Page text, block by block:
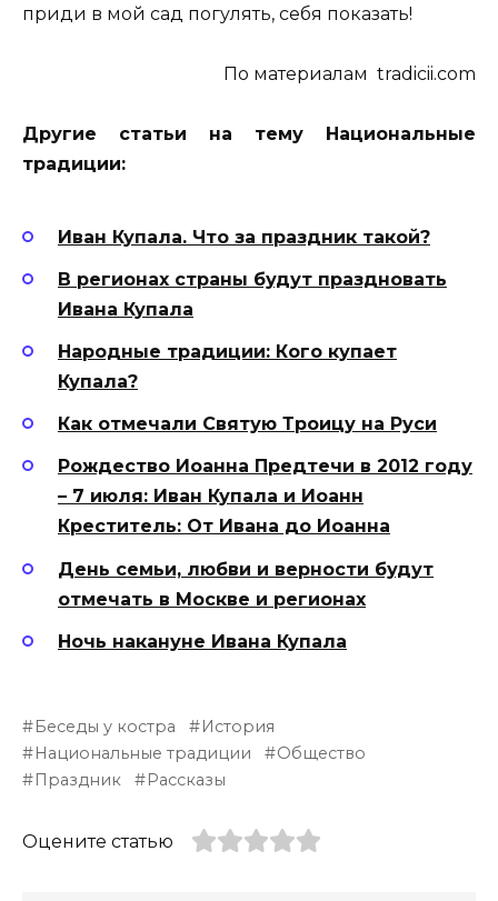
приди в мой сад погулять, себя показать!
По материалам tradicii.com
Другие статьи на тему Национальные
традиции:
Иван Купала. Что за праздник такой?
В регионах страны будут праздновать
Ивана Купала
Народные традиции: Кого купает
Купала?
Как отмечали Святую Троицу на Руси
Рождество Иоанна Предтечи в 2012 году
– 7 июля: Иван Купала и Иоанн
Креститель: От Ивана до Иоанна
День семьи, любви и верности будут
отмечать в Москве и регионах
Ночь накануне Ивана Купала
Беседы у костра
История
Национальные традиции
Общество
Праздник
Рассказы
Оцените статью